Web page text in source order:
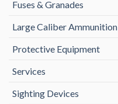
Za
službenog
vozila
željezničkim
–
Vogošća
Fuses & Granades
Large Caliber Ammunition
Protective Equipment
Services
Sighting Devices